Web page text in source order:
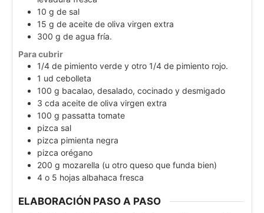
10 g de sal
15 g de aceite de oliva virgen extra
300 g de agua fría.
Para cubrir
1/4 de pimiento verde y otro 1/4 de pimiento rojo.
1 ud cebolleta
100 g bacalao, desalado, cocinado y desmigado
3 cda aceite de oliva virgen extra
100 g passatta tomate
pizca sal
pizca pimienta negra
pizca orégano
200 g mozarella (u otro queso que funda bien)
4 o 5 hojas albahaca fresca
ELABORACIÓN PASO A PASO